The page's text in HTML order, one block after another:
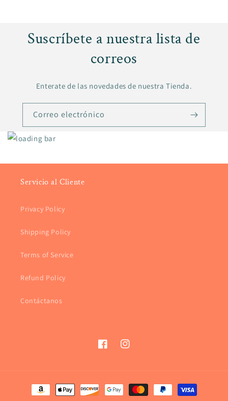
Suscríbete a nuestra lista de
correos
Enterate de las novedades de nuestra Tienda.
Correo electrónico
Servicio al Cliente
Privacy Policy
Shipping Policy
Terms of Service
Refund Policy
Contáctanos
FacebookInstagram
Formas